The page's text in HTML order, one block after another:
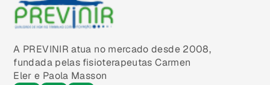
A PREVINIR atua no mercado desde 2008,
fundada pelas fisioterapeutas Carmen
Eler e Paola Masson